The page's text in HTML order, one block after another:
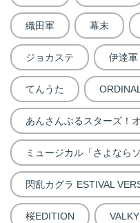
織田軍 幕末
ジョカステ 伊達軍
てんうた
あんさんぶるスターズ！
ミュージカル「さよなら
閃乱カグラ ESTIVAL
桜EDITION